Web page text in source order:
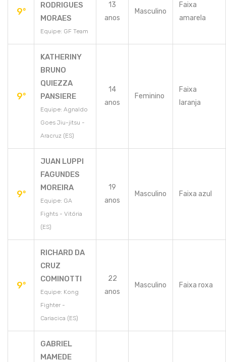
9º
RODRIGUES
MORAES
Equipe: GF Team
13
anos
Masculino
Faixa
amarela
9º
KATHERINY
BRUNO
QUIEZZA
PANSIERE
Equipe: Agnaldo
Goes Jiu-jitsu -
Aracruz (ES)
14
anos
Feminino
Faixa
laranja
9º
JUAN LUPPI
FAGUNDES
MOREIRA
Equipe: GA
Fights - Vitória
(ES)
19
anos
Masculino Faixa azul
9º
RICHARD DA
CRUZ
COMINOTTI
Equipe: Kong
Fighter -
Cariacica (ES)
22
anos
Masculino Faixa roxa
GABRIEL
MAMEDE